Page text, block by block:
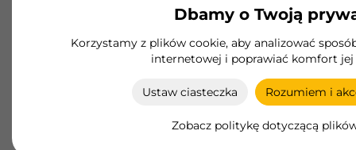
Dbamy o Twoją
Korzystamy z plików cookie, aby analizować
internetowej i poprawiać komfort jej
Ustaw ciasteczka Rozumiem i
Zobacz politykę dotyczącą
Okucia do drzwi
Okucia do drzwi firmy Emuca: maksymalna
funkcjonalność i trwałość dla Twoich szaf.
łatwe do zainstalowania rozwiązania.